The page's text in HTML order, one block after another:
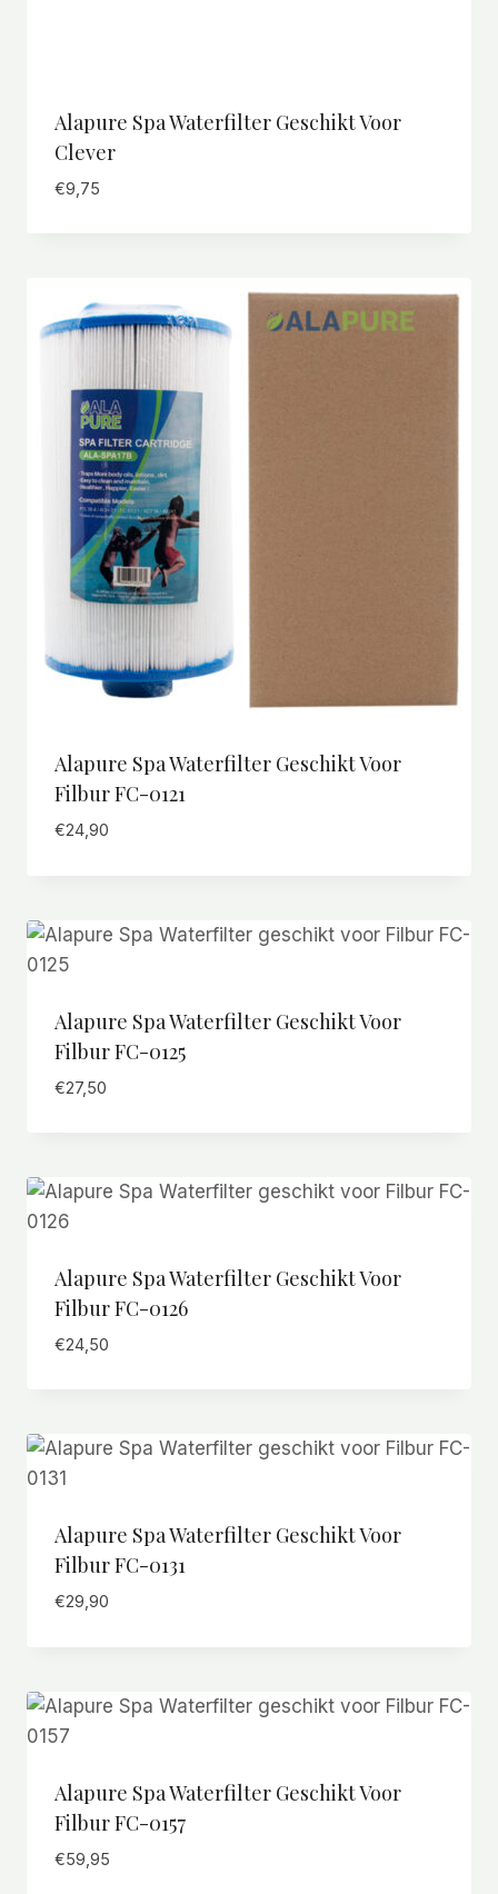
Alapure Spa Waterfilter Geschikt Voor
Clever
€9,75
Alapure Spa Waterfilter Geschikt Voor
Filbur FC-0121
€24,90
Alapure Spa Waterfilter Geschikt Voor
Filbur FC-0125
€27,50
Alapure Spa Waterfilter Geschikt Voor
Filbur FC-0126
€24,50
Alapure Spa Waterfilter Geschikt Voor
Filbur FC-0131
€29,90
Alapure Spa Waterfilter Geschikt Voor
Filbur FC-0157
€59,95